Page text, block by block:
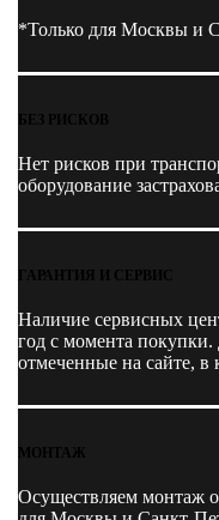
*Только для Москвы и
БЕЗ РИСКОВ
Нет рисков при
оборудование
ГАРАНТИЯ И СЕРВИС
Наличие сервисных
год с момента
отмеченные на сайте, в
МОНТАЖ
Осуществляем монтаж